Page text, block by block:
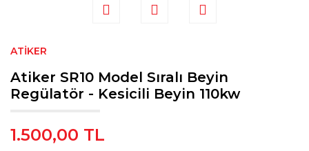
ATIKER
Atiker SR10 Model Sıralı Beyin
Regülatör - Kesicili Beyin 110kw
1.500,00 TL